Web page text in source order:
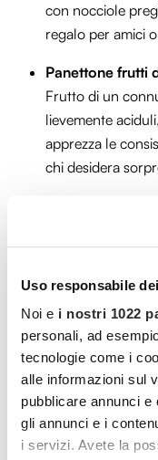
Uso responsabile
Noi e i nostri 1022
personali, ad
tecnologie come i
alle informazioni sul
pubblicare annunci
gli annunci e i
i servizi. Avete la
con nocciole
regalo per amici
Panettone frutti
Frutto di un
lievemente
apprezza le
chi desidera
dolce saprà
lievitato è un
gusti diversi
Panettone
periodo, non
autunnali, dal
gustare tutto
arricchito con